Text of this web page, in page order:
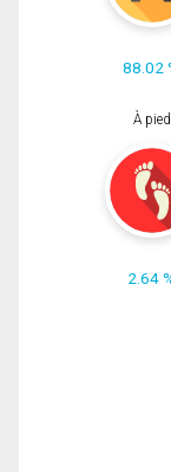
88.02
À pied
2.64